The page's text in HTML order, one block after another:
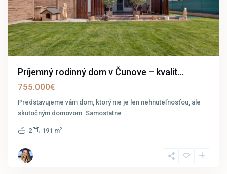
Príjemný rodinný dom v Čunove – kvalit...
755.000€
Predstavujeme vám dom, ktorý nie je len nehnuteľnosťou, ale
skutočným domovom. Samostatne ...
2 191 m2
Bratislava-
Nové